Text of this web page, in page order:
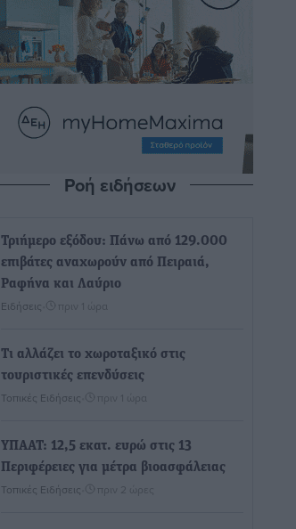
Ροή ειδήσεων
Τριήμερο εξόδου: Πάνω από 129.000
επιβάτες αναχωρούν από Πειραιά,
Ραφήνα και Λαύριο
Ειδήσεις πριν 1 ώρα
Τι αλλάζει το χωροταξικό στις
τουριστικές επενδύσεις
Τοπικές Ειδήσεις πριν 1 ώρα
ΥΠΑΑΤ: 12,5 εκατ. ευρώ στις 13
Περιφέρειες για μέτρα βιοασφάλειας
Τοπικές Ειδήσεις πριν 2 ώρες